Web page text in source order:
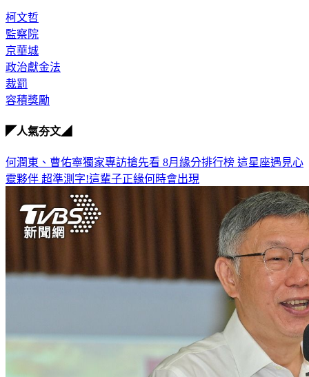
柯文哲
監察院
京華城
政治獻金法
裁罰
容積獎勵
◤人氣夯文◢
何潤東、曹佑寧獨家專訪搶先看 8月緣分排行榜 這星座遇見心
靈夥伴 超準測字!這輩子正緣何時會出現